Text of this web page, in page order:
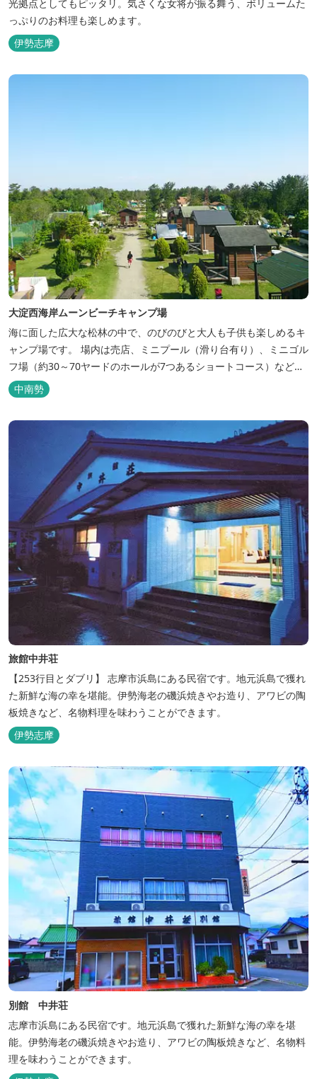
光拠点としてもピッタリ。気さくな女将が振る舞う、ボリュームた
っぷりのお料理も楽しめます。
伊勢志摩
大淀西海岸ムーンビーチキャンプ場
海に面した広大な松林の中で、のびのびと大人も子供も楽しめるキ
ャンプ場です。 場内は売店、ミニプール（滑り台有り）、ミニゴル
フ場（約30～70ヤードのホールが7つあるショートコース）なども
あります。 目の前の海では、海水浴など安心して楽しめます。周辺
観光地には、伊勢志摩国立公園の玄関口にあたります。
中南勢
旅館中井荘
【253行目とダブリ】 志摩市浜島にある民宿です。地元浜島で獲れ
た新鮮な海の幸を堪能。伊勢海老の磯浜焼きやお造り、アワビの陶
板焼きなど、名物料理を味わうことができます。
伊勢志摩
別館 中井荘
志摩市浜島にある民宿です。地元浜島で獲れた新鮮な海の幸を堪
能。伊勢海老の磯浜焼きやお造り、アワビの陶板焼きなど、名物料
理を味わうことができます。